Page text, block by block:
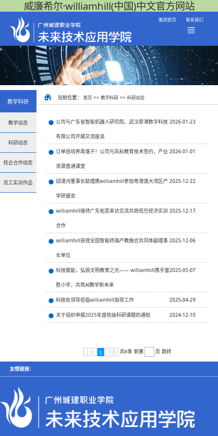
威廉希尔·williamhill(中国)中文官方网站
集团首页 联系我们
教学科研
教学动态
科研动态
校企合作动态
员工实训作品
当前位置： 首页 >>教学科研 >>科研动态
公司与广东省智能机器人研究院、武汉厚溥数字科技
有限公司开展交流座谈
2026-01-23
订单班培养再落子！公司与风标教育技术签约，产业
资源直通课堂
2026-01-01
邱漠河董事长助理携williamhill参加粤港澳大湾区产
学研盛会
2025-12-22
williamhill接待广东拓思来访交流共商低空经济实训
合作
2025-12-17
williamhill获授全国智能终端产教融合共同体副理事
长单位
2025-12-06
科技赋能，弘扬文明教育之光—— williamhill携手篁
胜小学，共筑AI教学新未来
2025-05-07
科技处领导莅临williamhill指导工作 2025-04-29
关于组织申报2025年度校级科研课题的通知 2024-12-10
上页 1 下页 共8条 到第 页 跳转
友情链接：